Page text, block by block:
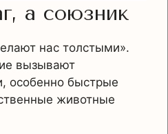
а союзник
нас толстыми».
вызывают
особенно быстрые
животные